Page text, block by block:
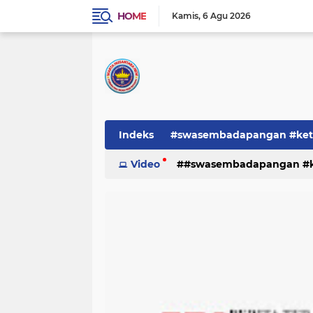
HOME Kamis 6 Agu 2026
Indeks #swasembadapangan
Pemerintah PEMERINTAHAN
Video #swasembadapangan